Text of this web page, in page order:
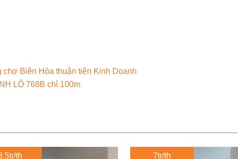
chợ Biên Hòa thuận tiện Kinh Doanh
LỘ 768B chỉ 100m
th 7tr/th